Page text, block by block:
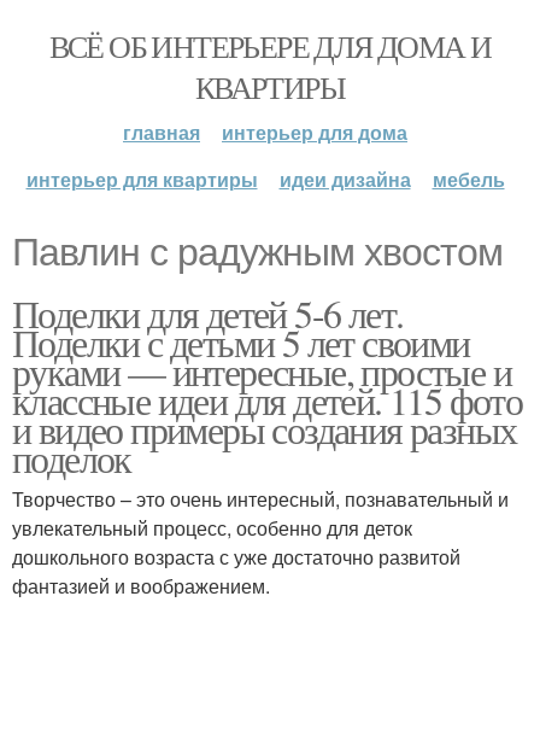
ВСЁ ОБ ИНТЕРЬЕРЕ ДЛЯ ДОМА И
КВАРТИРЫ
главная
интерьер для дома
интерьер для квартиры
идеи дизайна мебель
Павлин с радужным хвостом
Поделки для детей 5-6 лет.
Поделки с детьми 5 лет своими
руками — интересные, простые и
классные идеи для детей. 115 фото
и видео примеры создания разных
поделок
Творчество – это очень интересный, познавательный и
увлекательный процесс, особенно для деток
дошкольного возраста с уже достаточно развитой
фантазией и воображением.